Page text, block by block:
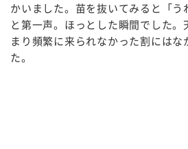
かいました。苗を抜いてみると「う
と第一声。ほっとした瞬間でした
まり頻繁に来られなかった割には
た。